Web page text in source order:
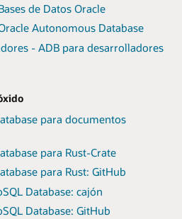
de Datos Oracle
Autonomous Database
- ADB para desarrolladores
para documentos
para Rust-Crate
para Rust: GitHub
Database: cajón
Database: GitHub